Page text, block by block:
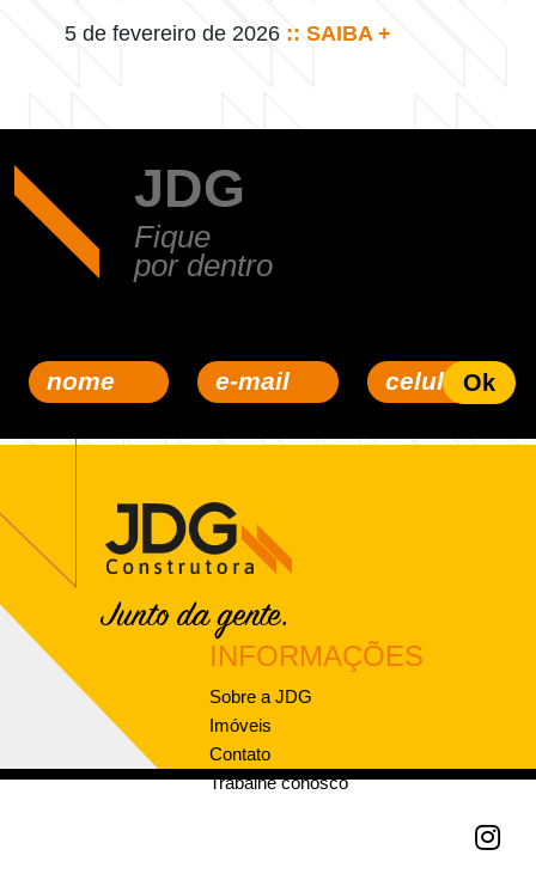
5 de fevereiro de 2026 :: SAIBA +
JDG
Fique
por dentro
INFORMAÇÕES
Sobre a JDG
Imóveis
Contato
Trabalhe conosco